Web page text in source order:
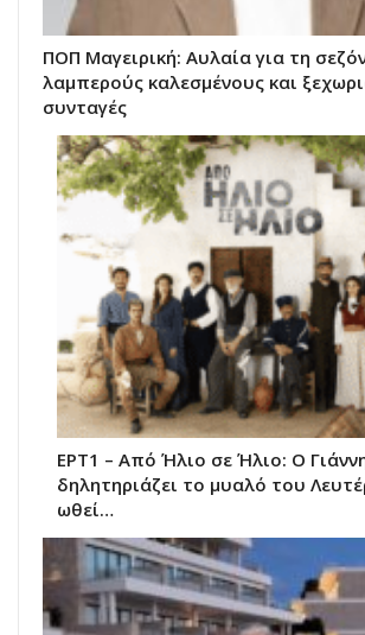
ΠΟΠ Μαγειρική: Αυλαία για τη
λαμπερούς καλεσμένους και
συνταγές
ΕΡΤ1 – Από Ήλιο σε Ήλιο: Ο
δηλητηριάζει το μυαλό του
ωθεί…